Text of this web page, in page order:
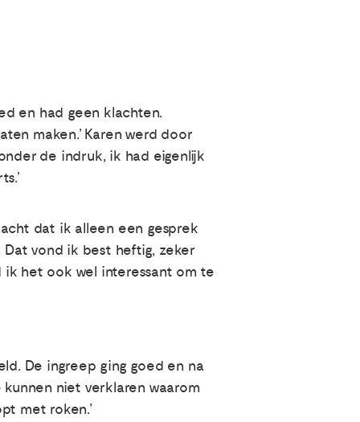
en had geen klachten.
maken.’ Karen werd door
de indruk, ik had eigenlijk
dat ik alleen een gesprek
vond ik best heftig, zeker
ik het ook wel interessant om te
De ingreep ging goed en na
niet verklaren waarom
met roken.’